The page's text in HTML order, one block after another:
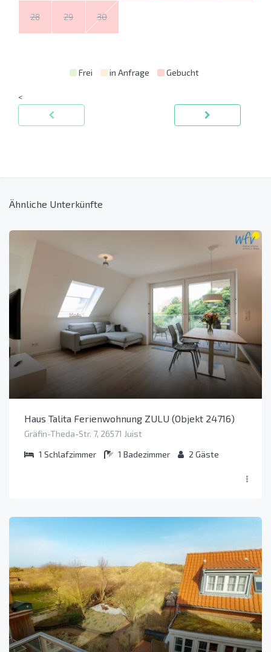
28 29 30
Frei in Anfrage Gebucht
<
Ähnliche Unterkünfte
Haus Talita Ferienwohnung ZULU (Objekt 24716)
Gräfin-Theda-Str. 7, 26571 Juist
1 Schlafzimmer 1 Badezimmer 2 Gäste